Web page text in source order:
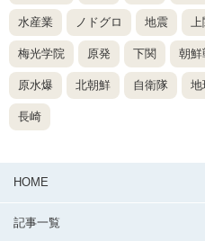
水産業 ノドグロ 地震 上
梅光学院 原発 下関 朝鮮
原水爆 北朝鮮 自衛隊 地
長崎
HOME
記事一覧